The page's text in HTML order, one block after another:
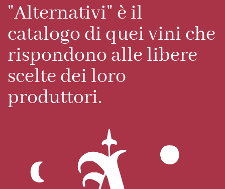
"Alternativi" è il
catalogo di quei vini che
rispondono alle libere
scelte dei loro
produttori.